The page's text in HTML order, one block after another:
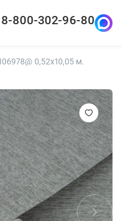
8-800-302-96-80
0,52х10,05 м.